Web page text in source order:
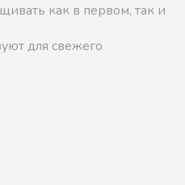
как в первом, так и
для свежего